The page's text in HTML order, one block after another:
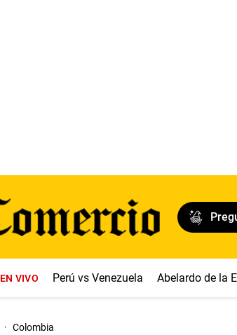
EN VIVO Perú vs Venezuela Abelardo de la
· Colombia